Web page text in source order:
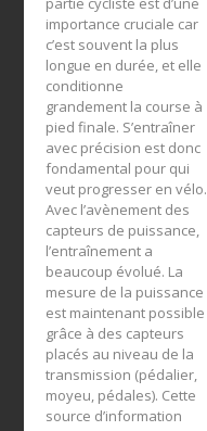
importance cruciale car
c’est souvent la plus
longue en durée, et elle
conditionne
grandement la course à
pied finale. S’entraîner
avec précision est donc
fondamental pour qui
veut progresser en vélo.
Avec l’avènement des
capteurs de puissance,
l’entraînement a
beaucoup évolué. La
mesure de la puissance
est maintenant possible
grâce à des capteurs
placés au niveau de la
transmission (pédalier,
moyeu, pédales). Cette
source d’information